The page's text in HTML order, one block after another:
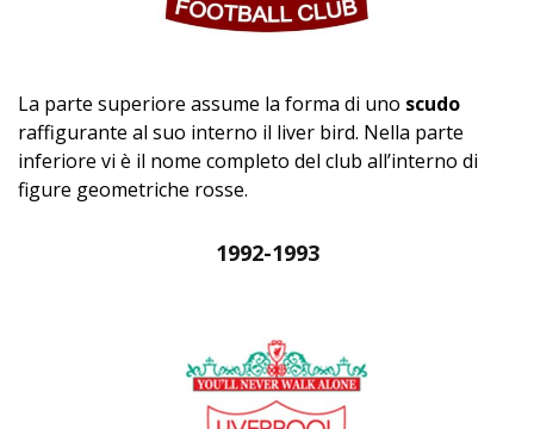
La parte superiore assume la forma di uno scudo
raffigurante al suo interno il liver bird. Nella parte
inferiore vi è il nome completo del club all’interno di
figure geometriche rosse.
1992-1993